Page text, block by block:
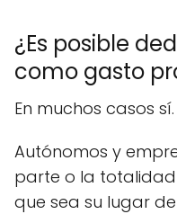
¿Es posible
como gasto
En muchos casos sí.
Autónomos y
parte o la totalidad
que sea su lugar